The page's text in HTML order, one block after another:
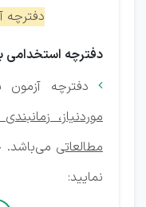
دفترچه
دفترچه استخدامی
 دفترچه
موردنیاز،
مطالعاتی می‌باشد.
نمایید: